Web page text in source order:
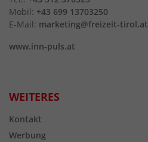
Mobil: +43 699 13703250
E-Mail: marketing@freizeit-tirol.at
www.inn-puls.at
WEITERES
Kontakt
Werbung